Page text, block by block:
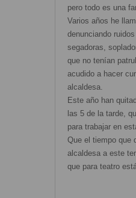
pero todo es una
Varios años he
denunciando
segadoras,
que no tenían
acudido a hacer
alcaldesa.
Este año han
las 5 de la tarde,
para trabajar en
Que el tiempo que
alcaldesa a este
que para teatro